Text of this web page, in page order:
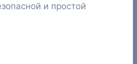
и простой